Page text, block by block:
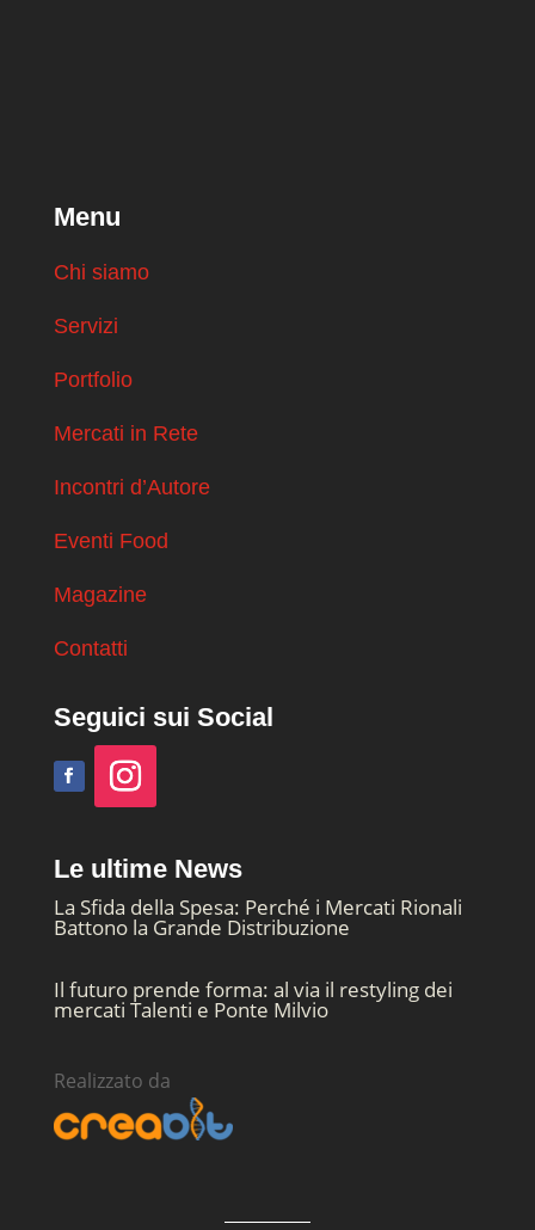
Menu
Chi siamo
Servizi
Portfolio
Mercati in Rete
Incontri d’Autore
Eventi Food
Magazine
Contatti
Seguici sui Social
Le ultime News
La Sfida della Spesa: Perché i Mercati Rionali
Battono la Grande Distribuzione
Il futuro prende forma: al via il restyling dei
mercati Talenti e Ponte Milvio
Realizzato da